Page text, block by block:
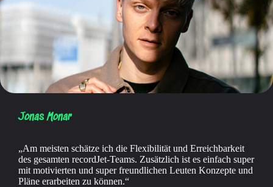
Jonas Monar
Am meisten schätze ich die Flexibilität und Erreichbarkeit
des gesamten recordJet-Teams. Zusätzlich ist es einfach super
mit motivierten und super freundlichen Leuten Konzepte und
Pläne erarbeiten zu können.